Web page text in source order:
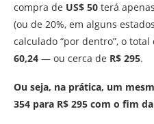
compra de US$ 50 terá
(ou de 20%, em alguns
calculado “por dentro”, o
60,24 — ou cerca de R$ 295.
Ou seja, na prática, um
354 para R$ 295 com o fim